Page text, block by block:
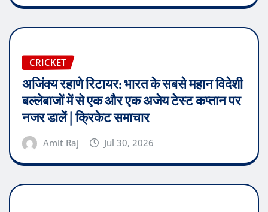
CRICKET
अजिंक्य रहाणे रिटायर: भारत के सबसे महान विदेशी
बल्लेबाजों में से एक और एक अजेय टेस्ट कप्तान पर
नजर डालें | क्रिकेट समाचार
Amit Raj Jul 30, 2026